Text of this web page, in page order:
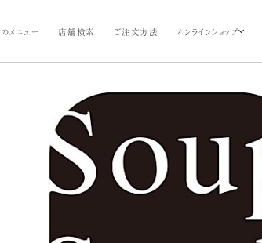
メニュー 店舗検索 ご注文方法 オンラインショップ